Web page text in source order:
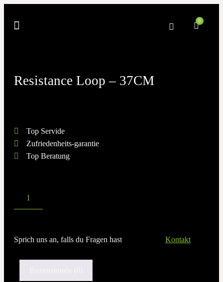
0
Resistance Loop – 37CM
Top Servide
Zufriedenheits-garantie
Top Beratung
Sprich uns an, falls du Fragen hast Kontakt